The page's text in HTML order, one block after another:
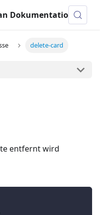
Dokumentation
delete-card
entfernt wird